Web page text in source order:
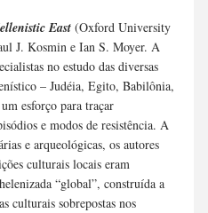
East (Oxford University
J. Kosmin e Ian S. Moyer. A
no estudo das diversas
– Judéia, Egito, Babilônia,
esforço para traçar
e modos de resistência. A
e arqueológicas, os autores
culturais locais eram
“global”, construída a
culturais sobrepostas nos